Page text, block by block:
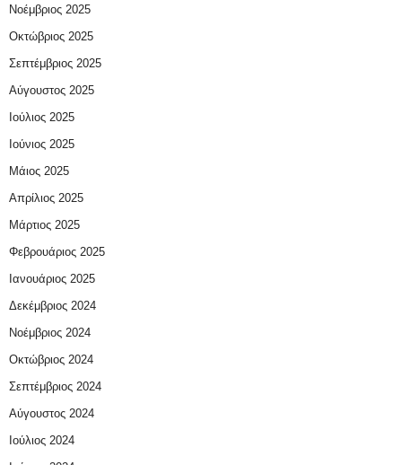
Νοέμβριος 2025
Οκτώβριος 2025
Σεπτέμβριος 2025
Αύγουστος 2025
Ιούλιος 2025
Ιούνιος 2025
Μάιος 2025
Απρίλιος 2025
Μάρτιος 2025
Φεβρουάριος 2025
Ιανουάριος 2025
Δεκέμβριος 2024
Νοέμβριος 2024
Οκτώβριος 2024
Σεπτέμβριος 2024
Αύγουστος 2024
Ιούλιος 2024